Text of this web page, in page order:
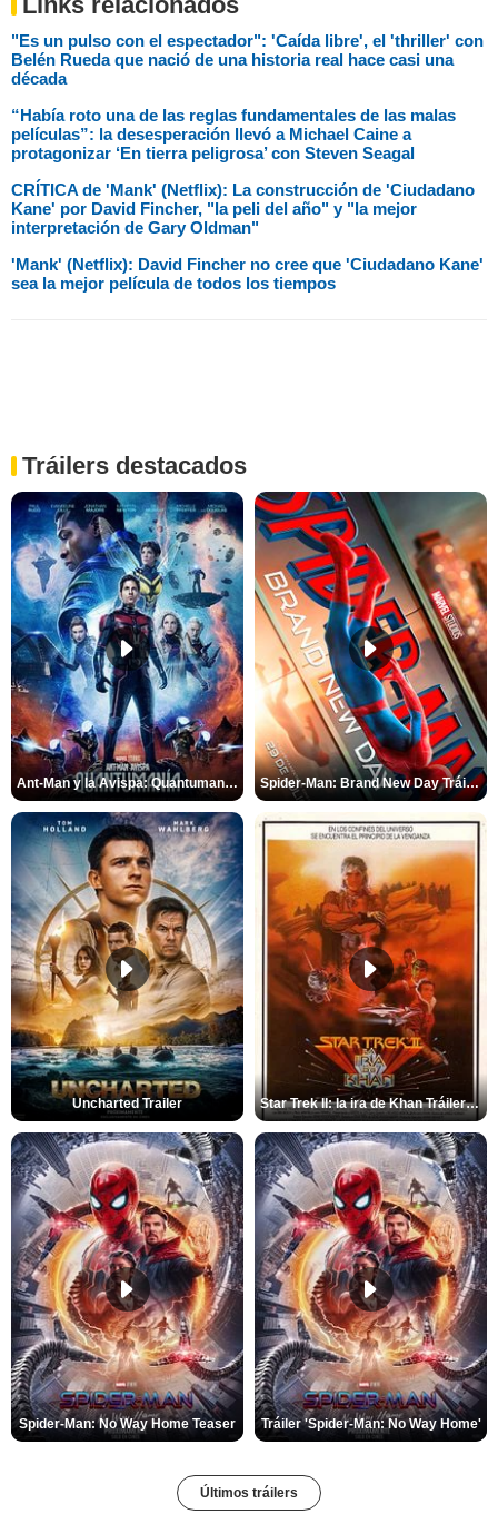
"Es un pulso con el espectador": 'Caída libre', el 'thriller' con
Belén Rueda que nació de una historia real hace casi una
década
“Había roto una de las reglas fundamentales de las malas
películas”: la desesperación llevó a Michael Caine a
protagonizar ‘En tierra peligrosa’ con Steven Seagal
CRÍTICA de 'Mank' (Netflix): La construcción de 'Ciudadano
Kane' por David Fincher, "la peli del año" y "la mejor
interpretación de Gary Oldman"
'Mank' (Netflix): David Fincher no cree que 'Ciudadano Kane'
sea la mejor película de todos los tiempos
Tráilers destacados
Ant-Man y la Avispa: Quantumanía Tráiler (2) Spider-Man: Brand New Day Tráiler (3)
Uncharted Trailer Star Trek II: la ira de Khan Tráiler VO
Spider-Man: No Way Home Teaser Tráiler 'Spider-Man: No Way Home'
Últimos tráilers